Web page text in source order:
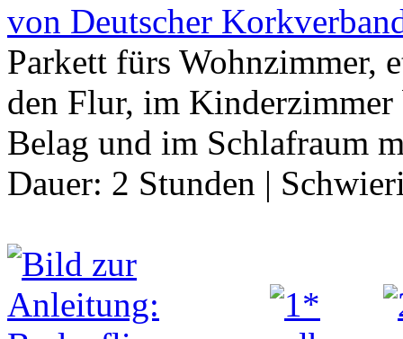
von Deutscher
Parkett fürs Wohnzimmer,
den Flur, im Kinderzimmer
Belag und im Schlafraum
Dauer: 2 Stunden |